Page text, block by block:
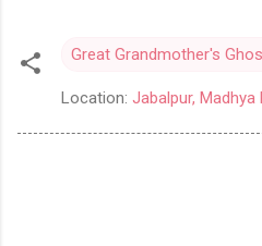
Great Grandmother's
Location: Jabalpur, Madhya